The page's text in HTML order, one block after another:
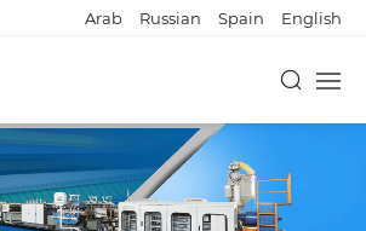
English
Spain
Russian
Arab